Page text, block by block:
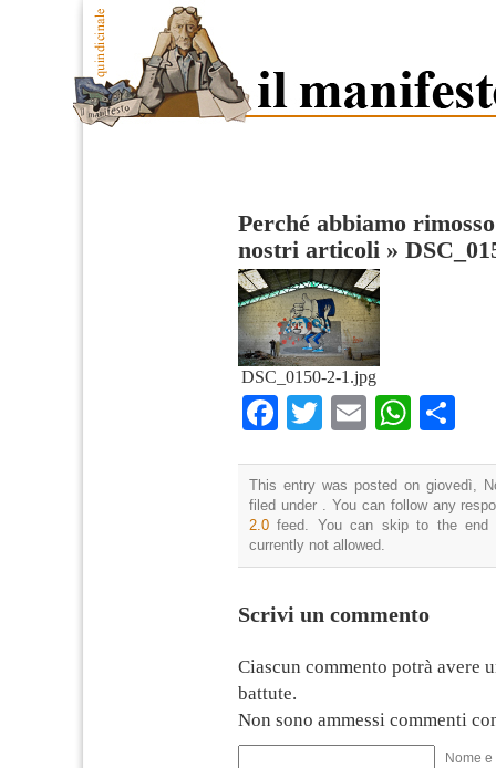
Perché abbiamo
nostri articoli »
DSC_0150-2-1.jpg
Facebook
TwitterEmail
This entry was posted on giovedì,
filed under . You can follow any
2.0 feed. You can skip to the end
currently not allowed.
Scrivi un commento
Ciascun commento potrà avere
battute.
Non sono ammessi commenti
Nome